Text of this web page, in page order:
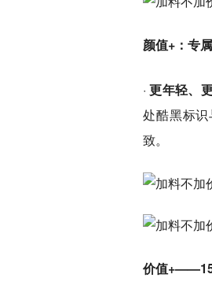
颜值+：专
·更年轻、
处酷黑标
致。
价值